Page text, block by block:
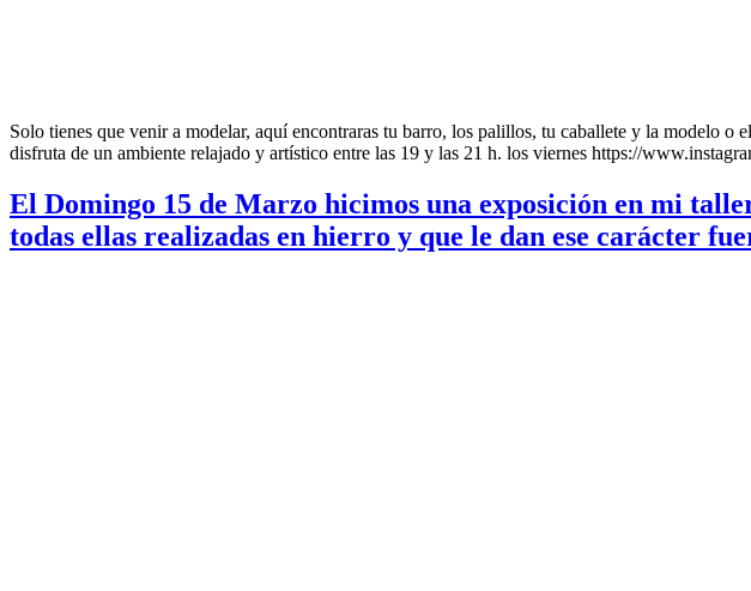
Solo tienes que venir a modelar, aquí encontraras tu barro, los palillos, tu caballete y la modelo
disfruta de un ambiente relajado y artístico entre las 19 y las 21 h. los viernes https://
El Domingo 15 de Marzo hicimos una exposición en mi
todas ellas realizadas en hierro y que le dan ese carácter